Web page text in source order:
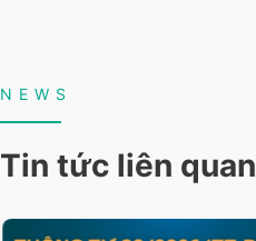
NEWS
Tin tức liên quan